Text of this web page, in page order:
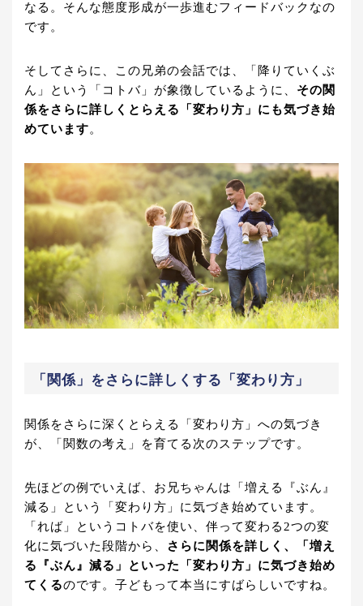
なる。そんな態度形成が一歩進むフィードバックなの
です。
そしてさらに、この兄弟の会話では、「降りていくぶ
ん」という「コトバ」が象徴しているように、 その関
係をさらに詳しくとらえる「変わり方」にも気づき始
めています。
「関係」をさらに詳しくする「変わり方」
関係をさらに深くとらえる「変わり方」への気づき
が、「関数の考え」を育てる次のステップです。
先ほどの例でいえば、お兄ちゃんは「増える『ぶん』
減る」という「変わり方」に気づき始めています。
「れば」というコトバを使い、伴って変わる2つの変
化に気づいた段階から、
さらに関係を詳しく、「増え
る『ぶん』減る」といった「変わり方」に気づき始め
てくるのです。子どもって本当にすばらしいですね。